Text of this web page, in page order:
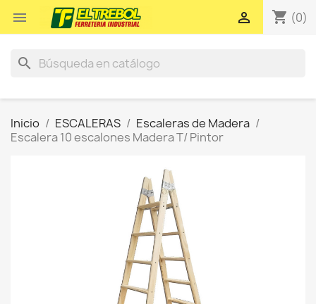
 shopping_cart (0)

search
Inicio ESCALERAS
Escaleras de Madera
Escalera 10 escalones Madera T/ Pintor